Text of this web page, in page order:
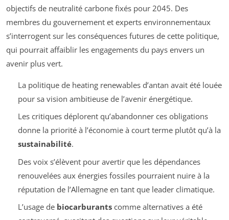
objectifs de neutralité carbone fixés pour 2045. Des
membres du gouvernement et experts environnementaux
s’interrogent sur les conséquences futures de cette politique,
qui pourrait affaiblir les engagements du pays envers un
avenir plus vert.
La politique de heating renewables d’antan avait été louée
pour sa vision ambitieuse de l’avenir énergétique.
Les critiques déplorent qu’abandonner ces obligations
donne la priorité à l’économie à court terme plutôt qu’à la
sustainabilité.
Des voix s’élèvent pour avertir que les dépendances
renouvelées aux énergies fossiles pourraient nuire à la
réputation de l’Allemagne en tant que leader climatique.
L’usage de biocarburantscomme alternatives a été